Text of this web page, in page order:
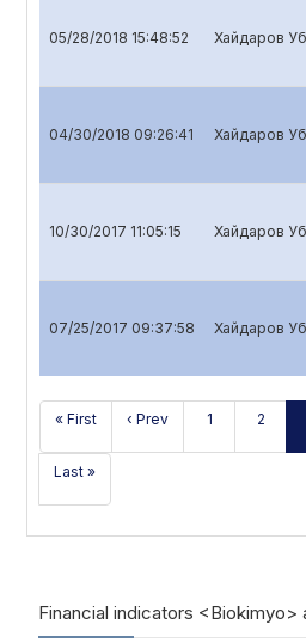
05/28/2018 15:48:52 Хайдаров
04/30/2018 09:26:41 Хайдаров
10/30/2017 11:05:15 Хайдаров
07/25/2017 09:37:58 Хайдаров
« First ‹ Prev 1 2
Last »
Financial indicators <Biokimyo>